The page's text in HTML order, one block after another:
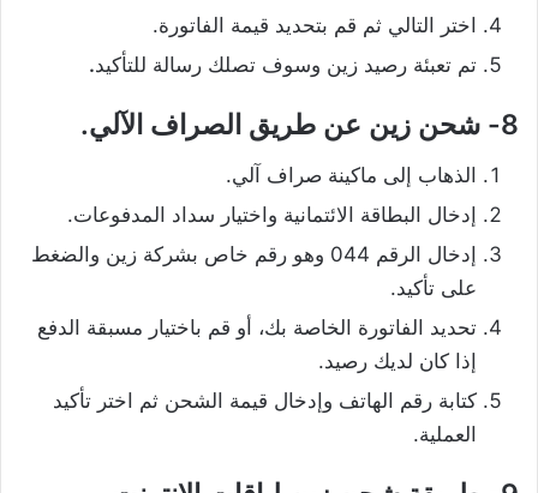
اختر التالي ثم قم بتحديد قيمة الفاتورة.
تم تعبئة رصيد زين وسوف تصلك رسالة للتأكيد.
8- شحن زين عن طريق الصراف الآلي.
الذهاب إلى ماكينة صراف آلي.
إدخال البطاقة الائتمانية واختيار سداد المدفوعات.
إدخال الرقم 044 وهو رقم خاص بشركة زين والضغط
على تأكيد.
تحديد الفاتورة الخاصة بك، أو قم باختيار مسبقة الدفع
إذا كان لديك رصيد.
كتابة رقم الهاتف وإدخال قيمة الشحن ثم اختر تأكيد
العملية.